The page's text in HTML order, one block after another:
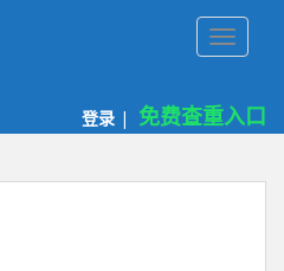
登录 | 免费查重入口